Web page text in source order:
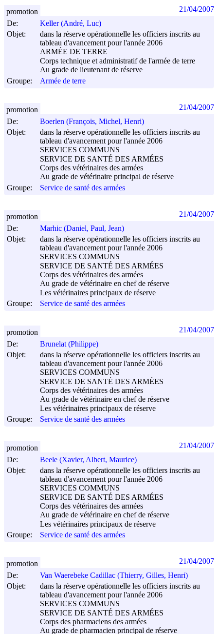
De:
Keller (André, Luc)
Objet:
dans la réserve opérationnelle les officiers inscrits au
tableau d'avancement pour l'année 2006
ARMÉE DE TERRE
Corps technique et administratif de l'armée de terre
Au grade de lieutenant de réserve
Groupe:
Armée de terre
promotion 21/04/2007
De:
Boerlen (François, Michel, Henri)
Objet:
dans la réserve opérationnelle les officiers inscrits au
tableau d'avancement pour l'année 2006
SERVICES COMMUNS
SERVICE DE SANTÉ DES ARMÉES
Corps des vétérinaires des armées
Au grade de vétérinaire principal de réserve
Groupe:
Service de santé des armées
promotion 21/04/2007
De:
Marhic (Daniel, Paul, Jean)
Objet:
dans la réserve opérationnelle les officiers inscrits au
tableau d'avancement pour l'année 2006
SERVICES COMMUNS
SERVICE DE SANTÉ DES ARMÉES
Corps des vétérinaires des armées
Au grade de vétérinaire en chef de réserve
Les vétérinaires principaux de réserve
Groupe:
Service de santé des armées
promotion 21/04/2007
De:
Brunelat (Philippe)
Objet:
dans la réserve opérationnelle les officiers inscrits au
tableau d'avancement pour l'année 2006
SERVICES COMMUNS
SERVICE DE SANTÉ DES ARMÉES
Corps des vétérinaires des armées
Au grade de vétérinaire en chef de réserve
Les vétérinaires principaux de réserve
Groupe:
Service de santé des armées
promotion 21/04/2007
De:
Beele (Xavier, Albert, Maurice)
Objet:
dans la réserve opérationnelle les officiers inscrits au
tableau d'avancement pour l'année 2006
SERVICES COMMUNS
SERVICE DE SANTÉ DES ARMÉES
Corps des vétérinaires des armées
Au grade de vétérinaire en chef de réserve
Les vétérinaires principaux de réserve
Groupe:
Service de santé des armées
promotion 21/04/2007
De:
Van Waerebeke Cadillac (Thierry, Gilles, Henri)
Objet:
dans la réserve opérationnelle les officiers inscrits au
tableau d'avancement pour l'année 2006
SERVICES COMMUNS
SERVICE DE SANTÉ DES ARMÉES
Corps des pharmaciens des armées
Au grade de pharmacien principal de réserve
promotion 21/04/2007